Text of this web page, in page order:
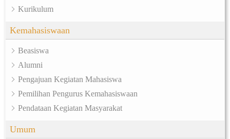
Kurikulum
Kemahasiswaan
Beasiswa
Alumni
Pengajuan Kegiatan Mahasiswa
Pemilihan Pengurus Kemahasiswaan
Pendataan Kegiatan Masyarakat
Umum